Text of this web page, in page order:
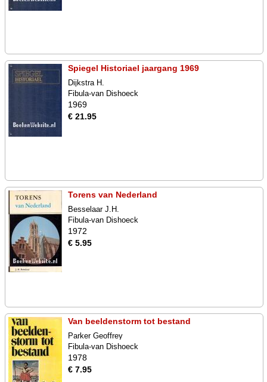
Spiegel Historiael jaargang 1969
Dijkstra H.
Fibula-van Dishoeck
1969
€ 21.95
Torens van Nederland
Besselaar J.H.
Fibula-van Dishoeck
1972
€ 5.95
Van beeldenstorm tot bestand
Parker Geoffrey
Fibula-van Dishoeck
1978
€ 7.95